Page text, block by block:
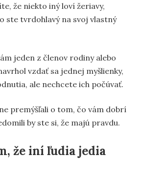
že niekto iný loví žeriavy,
ste tvrdohlavý na svoj vlastný
jeden z členov rodiny alebo
vzdať sa jednej myšlienky,
ale nechcete ich počúvať.
premýšľali o tom, čo vám dobrí
by ste si, že majú pravdu.
že iní ľudia jedia